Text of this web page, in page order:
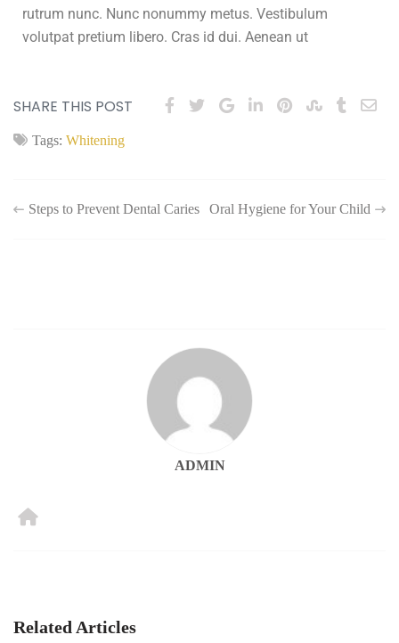
rutrum nunc. Nunc nonummy metus. Vestibulum
volutpat pretium libero. Cras id dui. Aenean ut
SHARE THIS POST
Tags: Whitening
Steps to Prevent Dental Caries Oral Hygiene for Your Child
ADMIN
Related Articles